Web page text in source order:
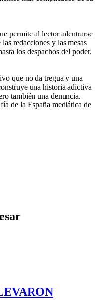
permite al lector adentrarse
redacciones y las mesas
los despachos del poder.
que no da tregua y una
una historia adictiva
también una denuncia.
de la España mediática de